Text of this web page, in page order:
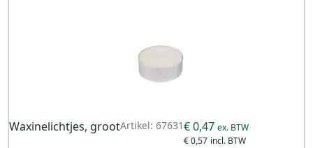
Waxinelichtjes, grootArtikel: 67631
€ 0,57
€ 0,47